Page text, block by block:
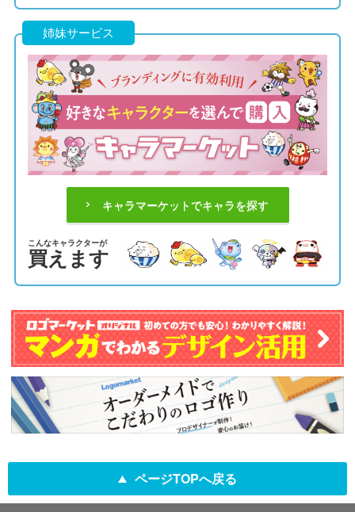
姉妹サービス
キャラマーケットでキャラを探す
こんなキャラクターが
買えます
ページTOPへ戻る